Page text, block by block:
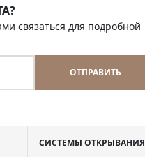
связаться для подробной
ОТПРАВИТЬ
СИСТЕМЫ ОТКРЫВАНИЯ